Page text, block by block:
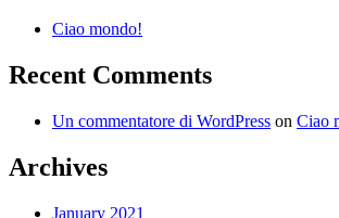
Ciao mondo!
Recent Comments
Un commentatore di WordPress on Ciao
Archives
January 2021